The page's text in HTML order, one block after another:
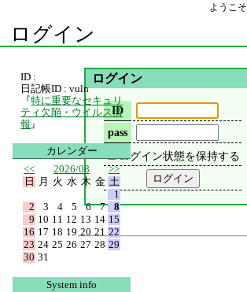
ようこそ
ログイン
ログイン
ID
pass
ログイン状態を保持する
ID :
日記帳ID : vuln
『特に重要なセキュリ
ティ欠陥・ウイルス情
報 』
カレンダー
<<
2026/08
>>
日
月 火 水 木 金 土
1
2
3 4 5 6 7
8
9 10 11 12 13 14 15
16 17 18 19 20 21 22
23 24 25 26 27 28 29
30 31
System info